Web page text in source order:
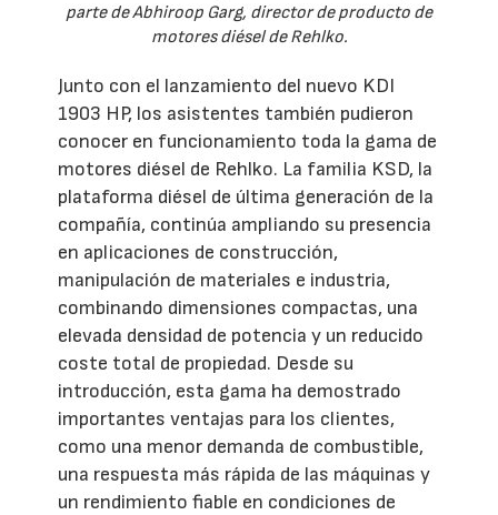
parte de Abhiroop Garg, director de producto de
motores diésel de Rehlko.
Junto con el lanzamiento del nuevo KDI
1903 HP, los asistentes también pudieron
conocer en funcionamiento toda la gama de
motores diésel de Rehlko. La familia KSD, la
plataforma diésel de última generación de la
compañía, continúa ampliando su presencia
en aplicaciones de construcción,
manipulación de materiales e industria,
combinando dimensiones compactas, una
elevada densidad de potencia y un reducido
coste total de propiedad. Desde su
introducción, esta gama ha demostrado
importantes ventajas para los clientes,
como una menor demanda de combustible,
una respuesta más rápida de las máquinas y
un rendimiento fiable en condiciones de